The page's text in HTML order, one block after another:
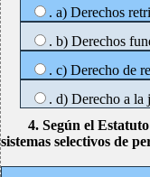
. a) Derechos
. b) Derechos
. c) Derecho de
. d) Derecho a la
4. Según el
sistemas selectivos de